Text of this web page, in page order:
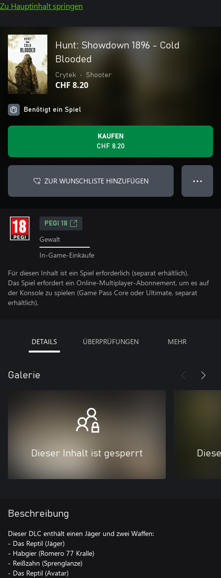
Zu Hauptinhalt springen
Hunt: Showdown 1896 - Cold
Blooded
Crytek • Shooter
CHF 8.20
Benötigt ein Spiel
KAUFEN
CHF 8.20
ZUR WUNSCHLISTE HINZUFÜGEN ● ● ●
PEGI 18
Gewalt
In-Game-Einkäufe
Für diesen Inhalt ist ein Spiel erforderlich (separat erhältlich).
Das Spiel erfordert ein Online-Multiplayer-Abonnement, um es auf
der Konsole zu spielen (Game Pass Core oder Ultimate, separat
erhältlich).
DETAILS ÜBERPRÜFUNGEN MEHR
Galerie
Dieser Inhalt ist gesperrt
Beschreibung
Dieser DLC enthält einen Jäger und zwei Waffen:
- Das Reptil (Jäger)
- Habgier (Romero 77 Kralle)
- Reißzahn (Sprenglanze)
- Das Reptil (Avatar)